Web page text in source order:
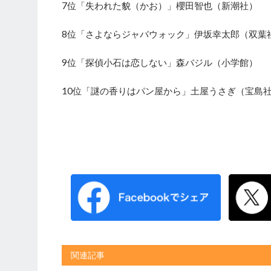
7位「失われた貌（かお）」櫻田智也（新潮社）
8位「さよならジャバウォック」伊坂幸太郎（双葉
9位「探偵小石は恋しない」森バジル（小学館）
10位「謎の香りはパン屋から」土屋うさぎ（宝島
関連記事